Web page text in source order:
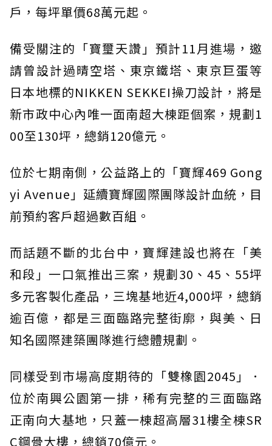
戶，每坪單價68萬元起。
備受關注的「寶璽天讚」預計11月進場，邀
請曾設計過晴空塔、東京鐵塔、東京巨蛋等
日本地標的NIKKEN SEKKEI操刀設計，將是
新市政中心內唯一面南超大棟距個案，規劃1
00至130坪，總銷120億元。
位於七期南側，公益路上的「寶輝469 Gong
yi Avenue」延續寶輝國際團隊設計血統，目
前預約客戶超過數百組。
而話題不斷的北台中，寶輝建設也將在「美
和段」一口氣推出三案，規劃30、45、55坪
多元客製化產品，三塊基地近4,000坪，總銷
逾百億，都是三面臨路完整街廓，與美、日
知名國際建築團隊進行總體規劃。
同樣受到市場高度期待的「雙橡園2045」．
位於南興公園第一排，稀有完整的三面臨路
正南向大基地，只蓋一棟超高層31樓全棟SR
C鋼骨大樓，總銷70億元。